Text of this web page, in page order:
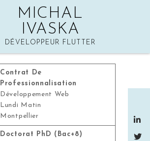
MICHAL
IVASKA
DÉVELOPPEUR FLUTTER
FORMATION
Contrat De
Professionnalisation
Développement Web
Lundi Matin
Montpellier
Doctorat PhD (Bac+8)